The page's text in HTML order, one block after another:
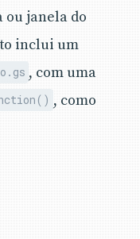
ou janela do
inclui um
, com uma
, como